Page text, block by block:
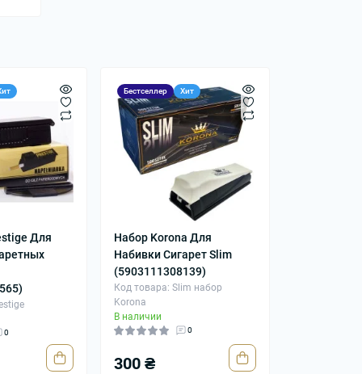
Для
0
Бестселлер Хит
Набор Korona Для
Набивки Сигарет Slim
(5903111308139)
Код товара: Slim набор
Korona
В наличии
0
300 ₴